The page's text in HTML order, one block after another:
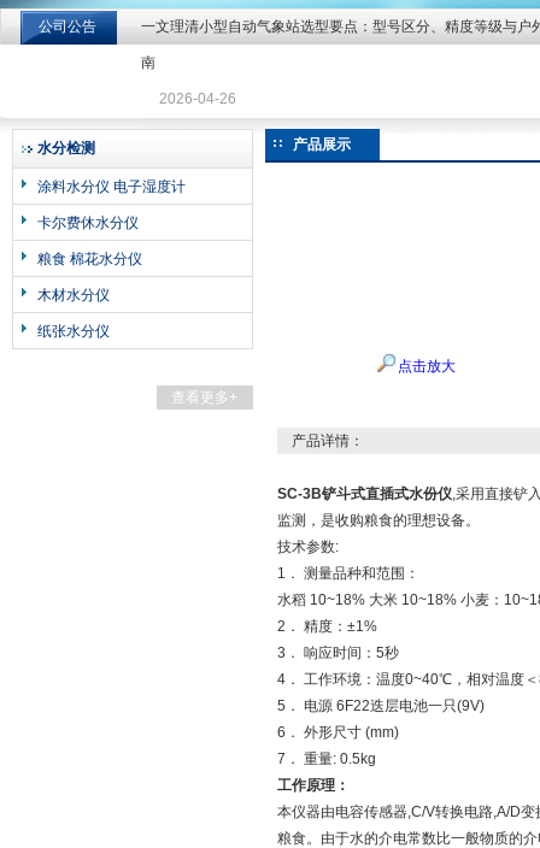
北京北拓仪器设备有限公司
公司公告 一文理清小型自动气象站选型要点：型号区分、精度等级与户
南
2026-04-26
水分检测
涂料水分仪 电子湿度计
卡尔费休水分仪
粮食 棉花水分仪
木材水分仪
纸张水分仪
查看更多+
产品展示
点击放大
产品详情：
SC-3B铲斗式直插式水份仪,采用直接铲
监测，是收购粮食的理想设备。
技术参数:
1． 测量品种和范围：
水稻 10~18% 大米 10~18% 小麦：
2． 精度：±1%
3． 响应时间：5秒
4． 工作环境：温度0~40℃，相对温度
5． 电源 6F22迭层电池一只(9V)
6． 外形尺寸 (mm)
7． 重量: 0.5kg
工作原理：
本仪器由电容传感器,C/V转换电路,A/D
粮食。由于水的介电常数比一般物质的